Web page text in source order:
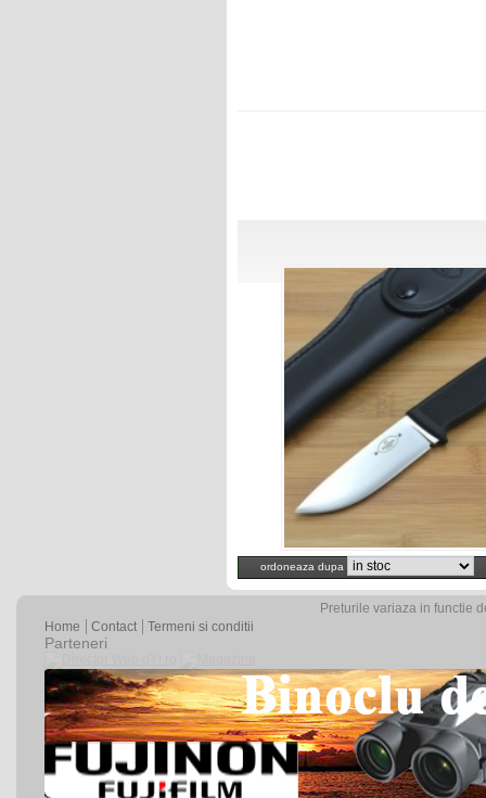
ordoneaza dupa
Preturile variaza in functie
Home
Contact Termeni si conditii
Parteneri